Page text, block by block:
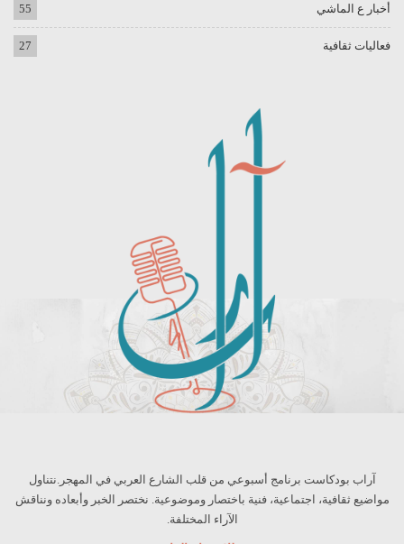
أخبار ع الماشي 55
فعاليات ثقافية 27
آراب بودكاست برنامج أسبوعي من قلب الشارع العربي في المهجر.نتناول
مواضيع ثقافية، اجتماعية، فنية باختصار وموضوعية. نختصر الخبر وأبعاده ونناقش
الآراء المختلفة.